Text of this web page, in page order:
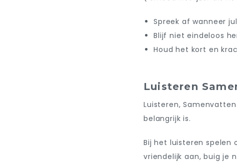
Spreek af wanneer
Blijf niet eindeloos
Houd het kort en
Luisteren
Luisteren,
belangrijk is.
Bij het luisteren spelen
vriendelijk aan, buig je